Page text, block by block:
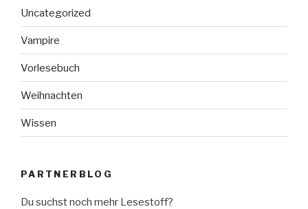
Uncategorized
Vampire
Vorlesebuch
Weihnachten
Wissen
PARTNERBLOG
Du suchst noch mehr Lesestoff?